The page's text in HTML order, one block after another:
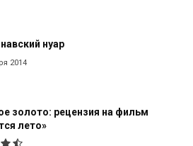
нуар
2014
золото: рецензия на фильм
лето»